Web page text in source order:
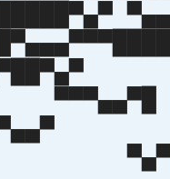
▀▀▀▄▄▀█
▀▄▀